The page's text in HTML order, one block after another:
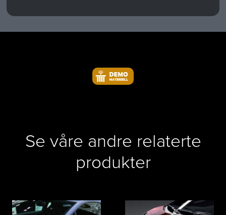
Se våre andre relaterte
produkter